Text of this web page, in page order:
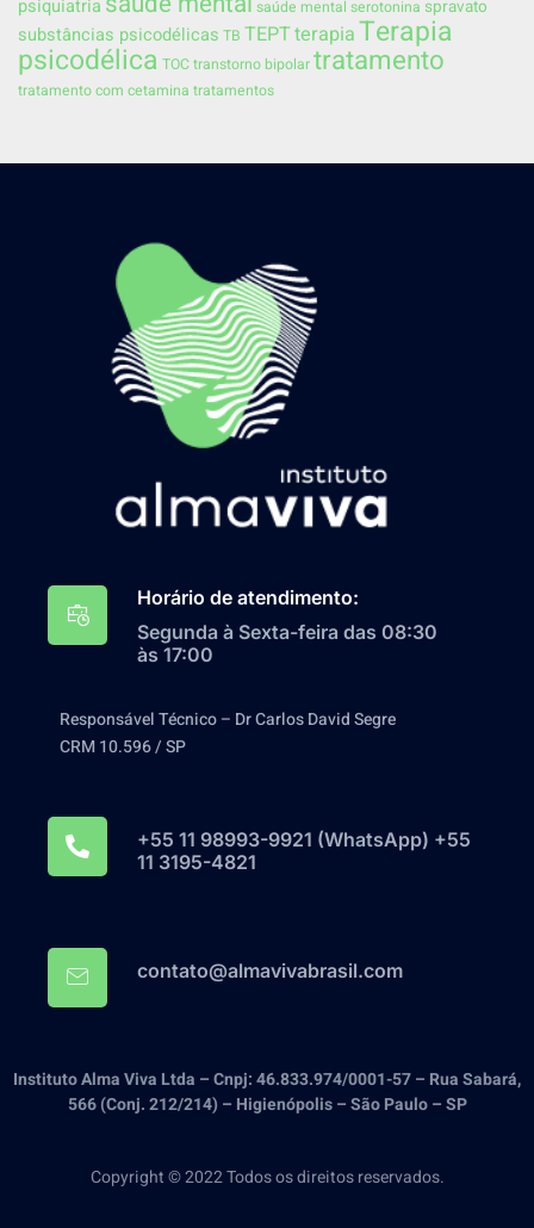
psiquiatria saúde mental serotonina spravato
substâncias psicodélicas TB TEPTterapiaTerapia
psicodélica TOCtranstorno bipolartratamento
tratamento com cetamina tratamentos
Horário de atendimento:
Segunda à Sexta-feira das 08:30
às 17:00
Responsável Técnico – Dr Carlos David Segre
CRM 10.596 / SP
+55 11 98993-9921‬ (WhatsApp) +55
11 3195-4821
contato@almavivabrasil.com
Instituto Alma Viva Ltda – Cnpj: 46.833.974/0001-57 – Rua Sabará,
566 (Conj. 212/214) – Higienópolis – São Paulo – SP
Copyright © 2022 Todos os direitos reservados.